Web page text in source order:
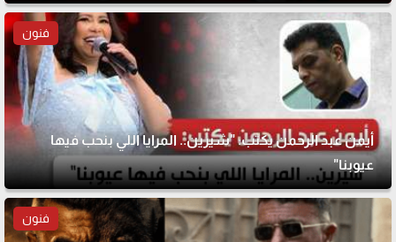
فنون
أيمن عبد الرحمن يكتب: "شيرين.. المرايا اللي بنحب فيها
عيوبنا"
فنون